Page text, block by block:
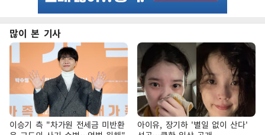
많이 본 기사
이승기 측 "차가원 전세금 미반환
아이유, 장기하 '별일 없이 산다'